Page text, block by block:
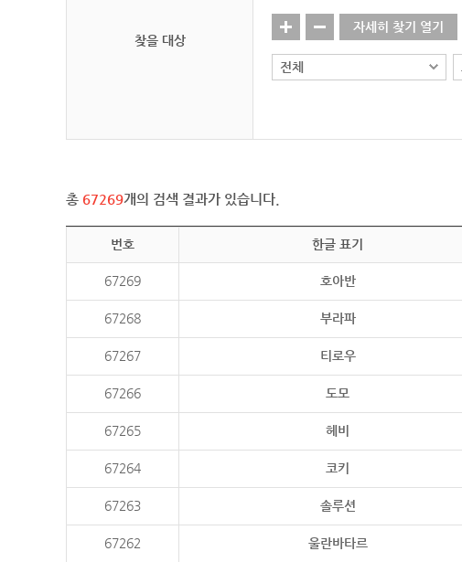
찾을 대상
자세히 찾기 열기
총 67269개의 검색 결과가 있습니다.
번호 한글 표기
67269 호아반
67268 부라파
67267 티로우
67266 도모
67265 헤비
67264 코키
67263 솔루션
67262 울란바타르